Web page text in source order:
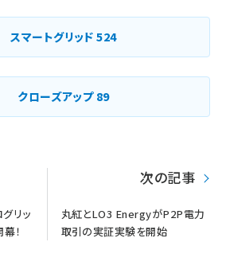
ジ
送
り
スマートグリッド524
クローズアップ 89
リッ
！
次の記事
丸紅とLO3 EnergyがP2P電力
取引の実証実験を開始